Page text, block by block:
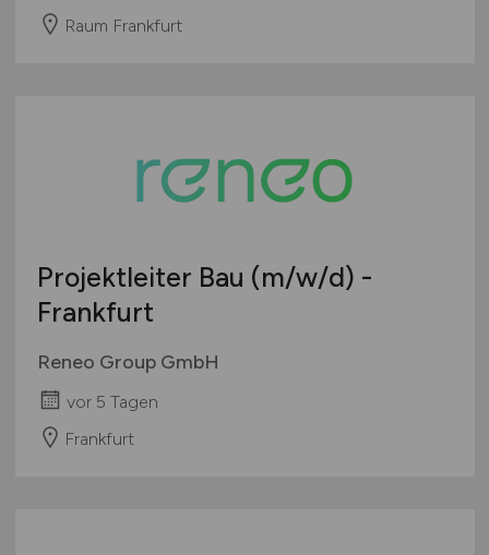
Raum Frankfurt
Projektleiter Bau (m/w/d) -
Frankfurt
Reneo Group GmbH
vor 5 Tagen
Frankfurt